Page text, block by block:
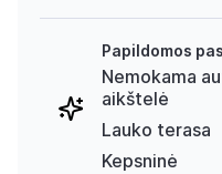
Papildomos
Nemokama
aikštelė
Lauko terasa
Kepsninė